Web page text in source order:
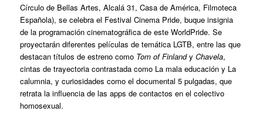
Círculo de Bellas Artes, Alcalá 31, Casa de América, Filmoteca
Española), se celebra el Festival Cinema Pride, buque insignia
de la programación cinematográfica de este WorldPride. Se
proyectarán diferentes películas de temática LGTB, entre las que
destacan títulos de estreno como Tom of Finlandy Chavela,
cintas de trayectoria contrastada como La mala educación y La
calumnia, y curiosidades como el documental 5 pulgadas, que
retrata la influencia de las apps de contactos en el colectivo
homosexual.